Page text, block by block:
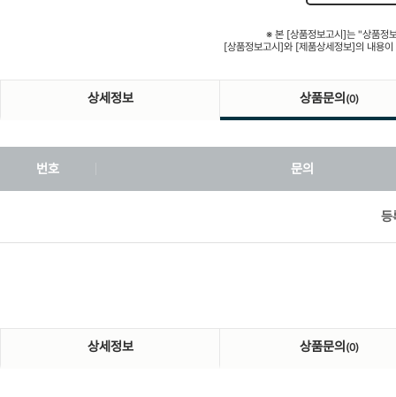
※ 본 [상품정보고시]는 "상품정
[상품정보고시]와 [제품상세정보]의 내용
상세정보 상품문의 (0)
번호 문의
등
상세정보 상품문의 (0)